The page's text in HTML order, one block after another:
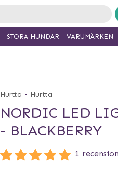
Hurtta - Hurtta
NORDIC LED
- BLACKBERRY
1
STORA HUNDAR VARUMÄRKEN